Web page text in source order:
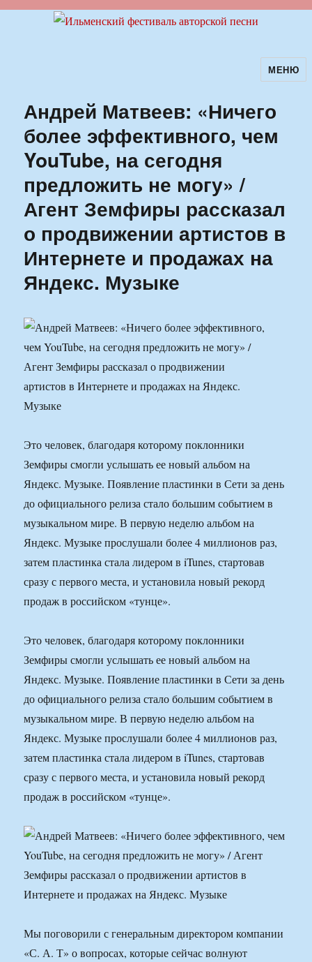
Ильменский фестиваль авторскойМЕНЮ
Андрей Матвеев: «Ничего
более эффективного, чем
YouTube, на сегодня
предложить не могу» /
Агент Земфиры рассказал
о продвижении артистов в
Интернете и продажах на
Яндекс. Музыке
Это человек, благодаря которому поклонники
Земфиры смогли услышать ее новый альбом на
Яндекс. Музыке. Появление пластинки в Сети за день
до официального релиза стало большим событием в
музыкальном мире. В первую неделю альбом на
Яндекс. Музыке прослушали более 4 миллионов раз,
затем пластинка стала лидером в iTunes, стартовав
сразу с первого места, и установила новый рекорд
продаж в российском «тунце».
Это человек, благодаря которому поклонники
Земфиры смогли услышать ее новый альбом на
Яндекс. Музыке. Появление пластинки в Сети за день
до официального релиза стало большим событием в
музыкальном мире. В первую неделю альбом на
Яндекс. Музыке прослушали более 4 миллионов раз,
затем пластинка стала лидером в iTunes, стартовав
сразу с первого места, и установила новый рекорд
продаж в российском «тунце».
Мы поговорили с генеральным директором компании
«С. А. Т» о вопросах, которые сейчас волнуют